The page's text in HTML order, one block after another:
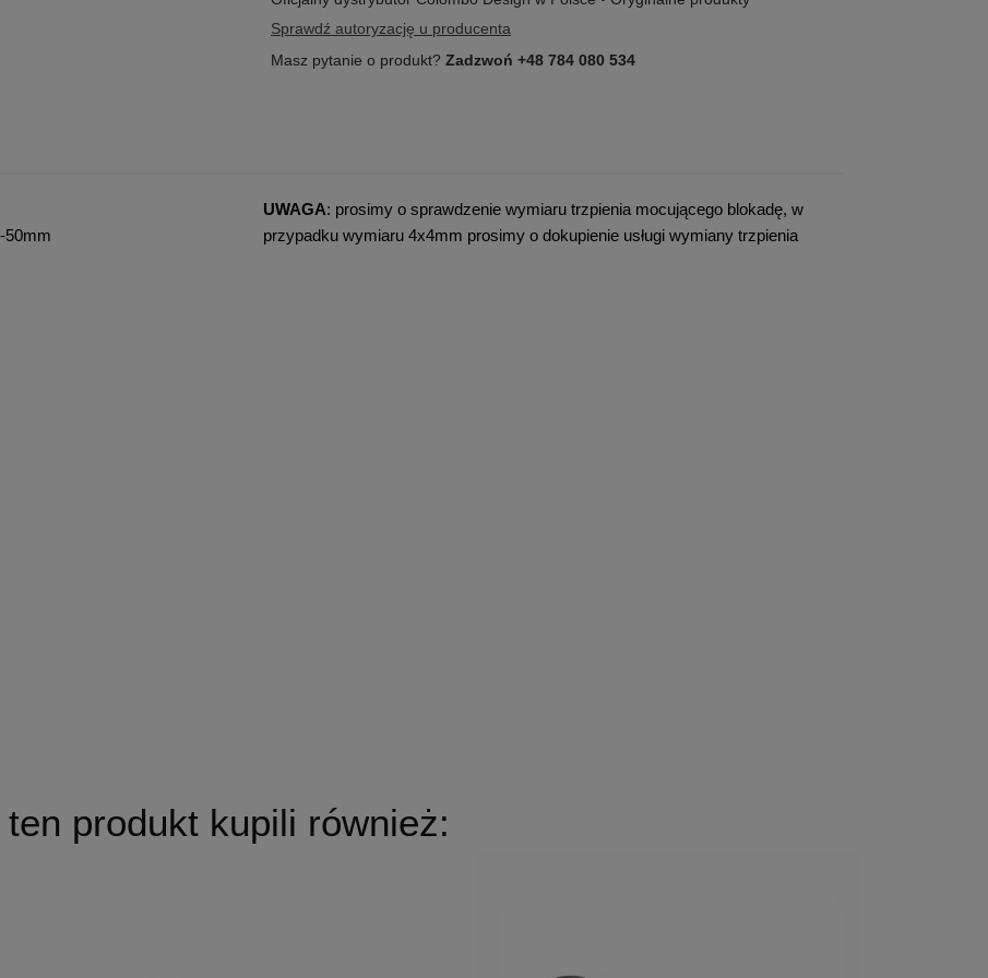
Sprawdź autoryzację u producenta
Masz pytanie o produkt? Zadzwoń +48 784 080 534
50mm
UWAGA: prosimy o sprawdzenie wymiaru trzpienia mocującego blokadę, w
przypadku wymiaru 4x4mm prosimy o dokupienie usługi wymiany trzpienia
produkt kupili również: